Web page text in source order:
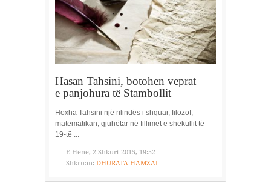
Hasan Tahsini, botohen veprat
e panjohura të Stambollit
Hoxha Tahsini një rilindës i shquar, filozof,
matematikan, gjuhëtar në fillimet e shekullit të
19-të ...
E Hënë, 2 Shkurt 2015, 19:52
Shkruan: DHURATA HAMZAI